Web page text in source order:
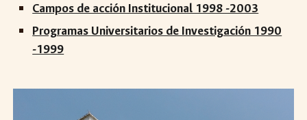
Campos de acción Institucional 1998 -2003
Programas Universitarios de Investigación 1990
-1999